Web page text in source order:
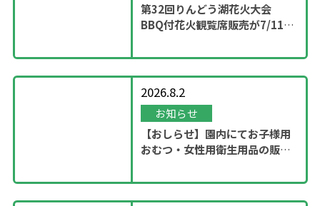
第32回りんどう湖花火大会
BBQ付花火観覧席販売が7/11
2026.8.2
お知らせ
【おしらせ】園内にてお子様用
おむつ・女性用衛生用品の販売